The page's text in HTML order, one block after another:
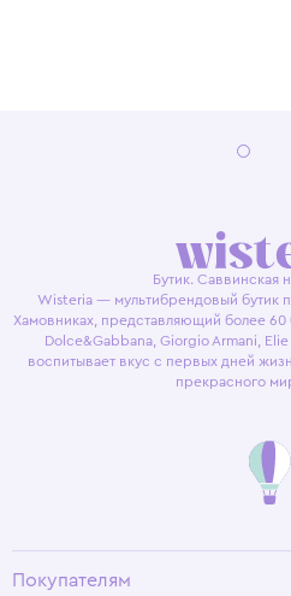
Бутик. Саввинская
Wisteria — мультибрендовый бутик
Хамовниках, представляющий более
Dolce&Gabbana, Giorgio Armani,
воспитывает вкус с первых дней
прекрасного
Покупателям